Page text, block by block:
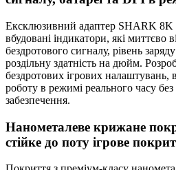
Ексклюзивний адаптер SHARK 8K
вбудовані індикатори, які миттєво
бездротового сигналу, рівень
роздільну здатність на дюйм.
бездротових ігрових налаштувань,
роботу в режимі реального часу
забезпечення.
Нанометалеве крижане
стійке до поту ігрове